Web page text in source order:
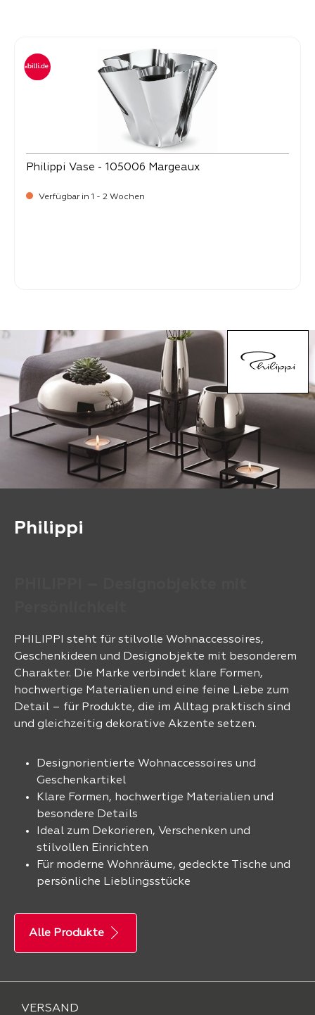
Philippi Vase - 105006 Margeaux
Verfügbar in 1 - 2 Wochen
Philippi
PHILIPPI steht für stilvolle Wohnaccessoires,
Geschenkideen und Designobjekte mit besonderem
Charakter. Die Marke verbindet klare Formen,
hochwertige Materialien und eine feine Liebe zum
Detail – für Produkte, die im Alltag praktisch sind
und gleichzeitig dekorative Akzente setzen.
Designorientierte Wohnaccessoires und
Geschenkartikel
Klare Formen, hochwertige Materialien und
besondere Details
Ideal zum Dekorieren, Verschenken und
stilvollen Einrichten
Für moderne Wohnräume, gedeckte Tische und
persönliche Lieblingsstücke
Alle Produkte
VERSAND